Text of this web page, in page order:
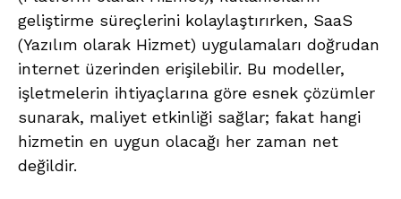
geliştirme süreçlerini kolaylaştırırken, SaaS
(Yazılım olarak Hizmet) uygulamaları doğrudan
internet üzerinden erişilebilir. Bu modeller,
işletmelerin ihtiyaçlarına göre esnek çözümler
sunarak, maliyet etkinliği sağlar; fakat hangi
hizmetin en uygun olacağı her zaman net
değildir.